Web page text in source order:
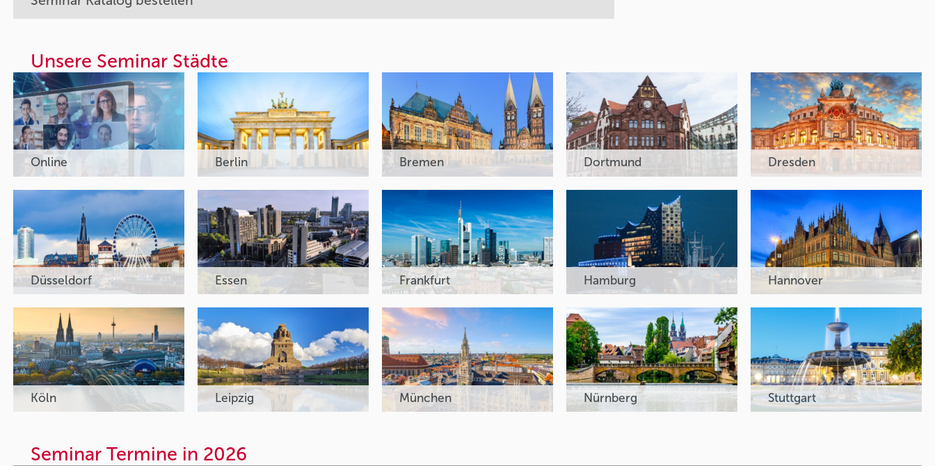
Unsere Seminar Städte
Online Berlin Bremen Dortmund Dresden
Düsseldorf Essen Frankfurt Hamburg Hannover
Köln Leipzig München Nürnberg Stuttgart
Seminar Termine in 2026